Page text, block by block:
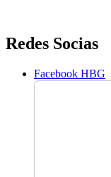
Saltar
para
conteúdo
Redes Socias
Facebook HBG